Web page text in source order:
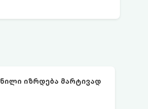
იზრდება მარტივად